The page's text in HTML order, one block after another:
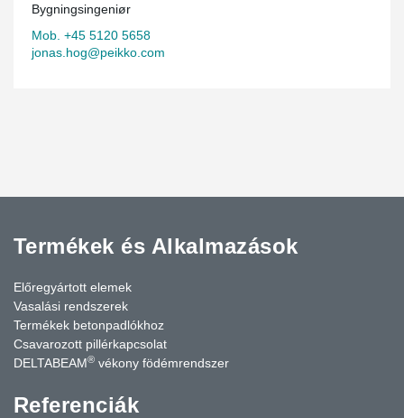
Bygningsingeniør
Mob. +45 5120 5658
jonas.hog@peikko.com
Termékek és Alkalmazások
Előregyártott elemek
Vasalási rendszerek
Termékek betonpadlókhoz
Csavarozott pillérkapcsolat
DELTABEAM® vékony födémrendszer
Referenciák